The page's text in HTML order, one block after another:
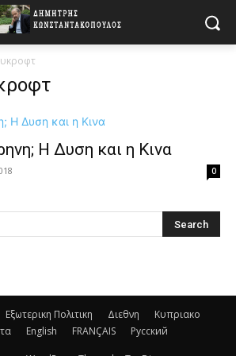
Η Δυση και η Κινα
0
Εξωτερικη Πολιτικη Διεθνη
Κυπριακο
English FRANÇAIS Русский